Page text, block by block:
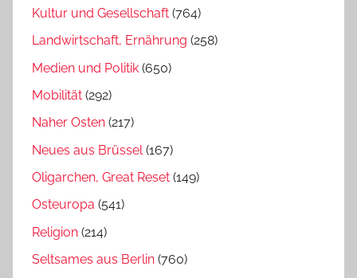
Kultur und Gesellschaft (764)
Landwirtschaft, Ernährung (258)
Medien und Politik (650)
Mobilität (292)
Naher Osten (217)
Neues aus Brüssel (167)
Oligarchen, Great Reset (149)
Osteuropa (541)
Religion (214)
Seltsames aus Berlin (760)